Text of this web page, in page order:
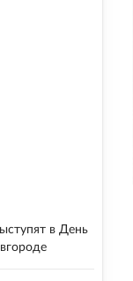
в День